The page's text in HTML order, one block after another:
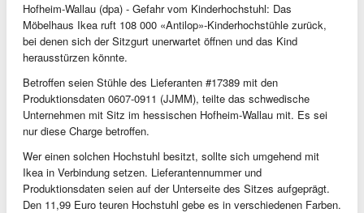
Hofheim-Wallau (dpa) - Gefahr vom Kinderhochstuhl: Das
Möbelhaus Ikea ruft 108 000 «Antilop»-Kinderhochstühle zurück,
bei denen sich der Sitzgurt unerwartet öffnen und das Kind
herausstürzen könnte.
Betroffen seien Stühle des Lieferanten #17389 mit den
Produktionsdaten 0607-0911 (JJMM), teilte das schwedische
Unternehmen mit Sitz im hessischen Hofheim-Wallau mit. Es sei
nur diese Charge betroffen.
Wer einen solchen Hochstuhl besitzt, sollte sich umgehend mit
Ikea in Verbindung setzen. Lieferantennummer und
Produktionsdaten seien auf der Unterseite des Sitzes aufgeprägt.
Den 11,99 Euro teuren Hochstuhl gebe es in verschiedenen Farben.